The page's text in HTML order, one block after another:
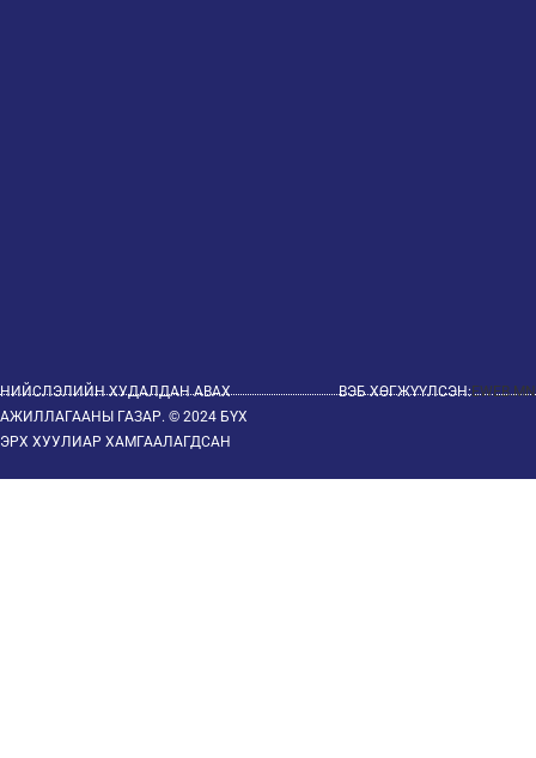
НИЙСЛЭЛИЙН ХУДАЛДАН АВАХ
АЖИЛЛАГААНЫ ГАЗАР. © 2024 БҮХ
ЭРХ ХУУЛИАР ХАМГААЛАГДСАН
ВЭБ ХӨГЖҮҮЛСЭН:EWEB.MN